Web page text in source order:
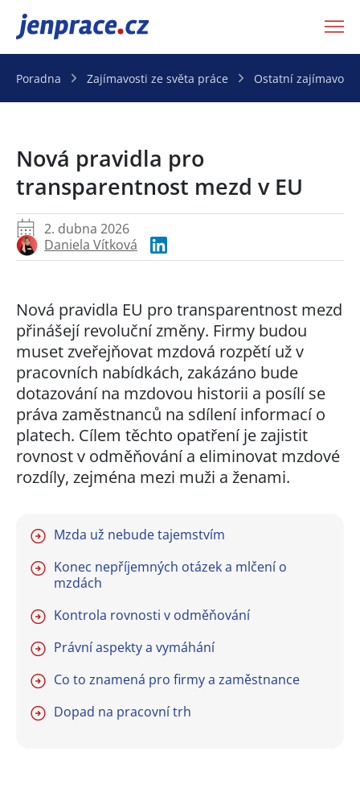
JenPráce.cz
Poradna Zajímavosti ze světa práce Ostatní zajímavosti
Nová pravidla pro
transparentnost mezd v EU
2. dubna 2026
Daniela Vítková
Nová pravidla EU pro transparentnost mezd
přinášejí revoluční změny. Firmy budou
muset zveřejňovat mzdová rozpětí už v
pracovních nabídkách, zakázáno bude
dotazování na mzdovou historii a posílí se
práva zaměstnanců na sdílení informací o
platech. Cílem těchto opatření je zajistit
rovnost v odměňování a eliminovat mzdové
rozdíly, zejména mezi muži a ženami.
Mzda už nebude tajemstvím
Konec nepříjemných otázek a mlčení o
mzdách
Kontrola rovnosti v odměňování
Právní aspekty a vymáhání
Co to znamená pro firmy a zaměstnance
Dopad na pracovní trh